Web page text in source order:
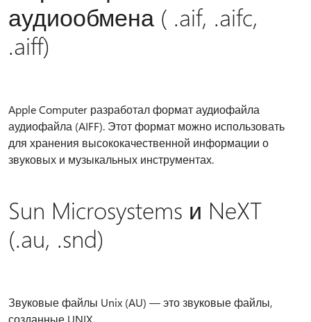
аудиообмена ( .aif, .aifc,
.aiff)
Apple Computer разработал формат аудиофайла
аудиофайла (AIFF). Этот формат можно использовать
для хранения высококачественной информации о
звуковых и музыкальных инструментах.
Sun Microsystems и NeXT
(.au, .snd)
Звуковые файлы Unix (AU) — это звуковые файлы,
созданные UNIX.